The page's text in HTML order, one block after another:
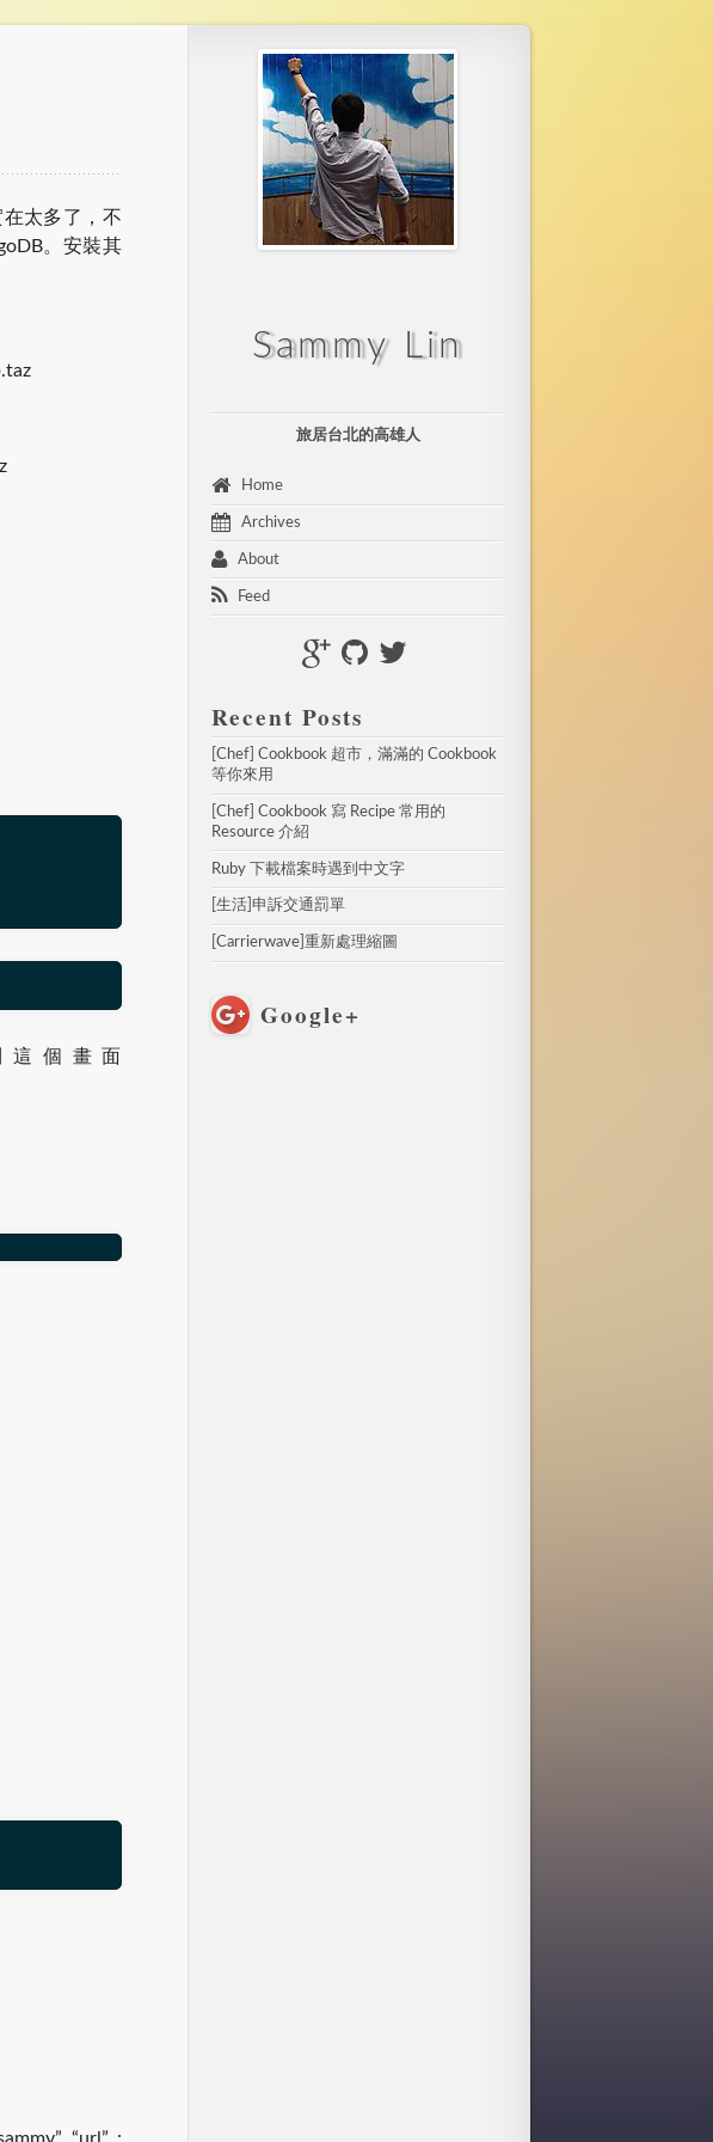
在太多了，不
。安裝其
這個畫面
“url” :
Sammy Lin
旅居台北的高雄人
Home
Archives
About
Feed
Recent Posts
[Chef] Cookbook 超市，滿滿的 Cookbook
等你來用
[Chef] Cookbook 寫 Recipe 常用的
Resource 介紹
Ruby 下載檔案時遇到中文字
[生活]申訴交通罰單
[Carrierwave]重新處理縮圖
Google+